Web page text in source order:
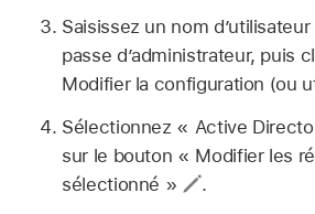
Saisissez un nom
passe d’administrateur, puis
Modifier la configuration (ou
Sélectionnez « Active
sur le bouton « Modifier les
sélectionné »
.